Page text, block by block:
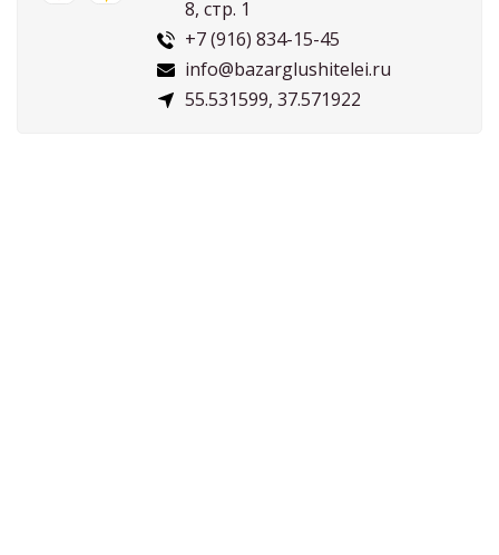
8, стр. 1
+7 (916) 834-15-45
info@bazarglushitelei.ru
55.531599, 37.571922